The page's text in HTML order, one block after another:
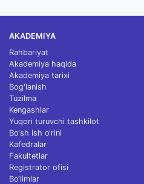
AKADEMIYA
Rahbariyat
Akademiya haqida
Akademiya tarixi
Bog'lanish
Tuzilma
Kengashlar
Yuqori turuvchi tashkilot
Bo‘sh ish o‘rini
Kafedralar
Fakultetlar
Registrator ofisi
Bo‘limlar